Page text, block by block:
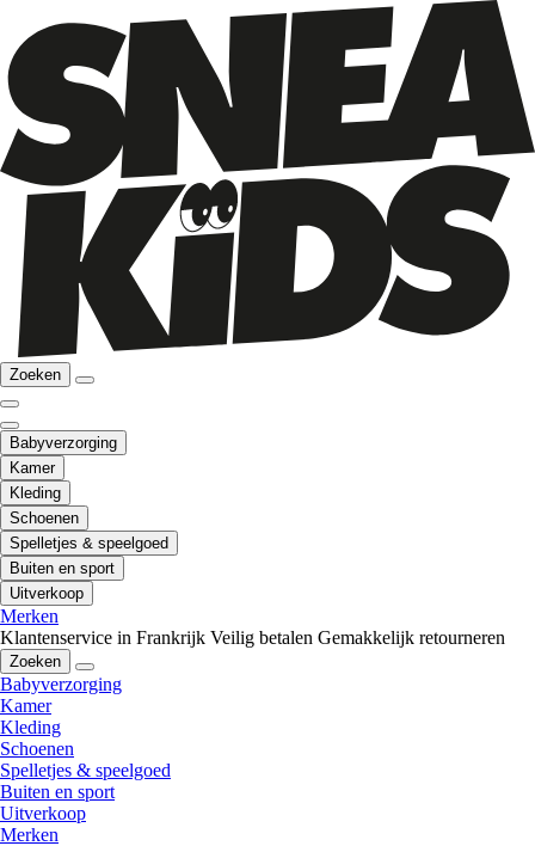
Zoeken
Babyverzorging
Kamer
Kleding
Schoenen
Spelletjes & speelgoed
Buiten en sport
Uitverkoop
Merken
Klantenservice in Frankrijk Veilig betalen Gemakkelijk retourneren
Zoeken
Babyverzorging
Kamer
Kleding
Schoenen
Spelletjes & speelgoed
Buiten en sport
Uitverkoop
Merken